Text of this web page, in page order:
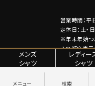
メンズ
シャツ
レディー
シャツ
営業時間：
定休日：土・
※年末年始つ
その都度表示
特定商取引法に関する表